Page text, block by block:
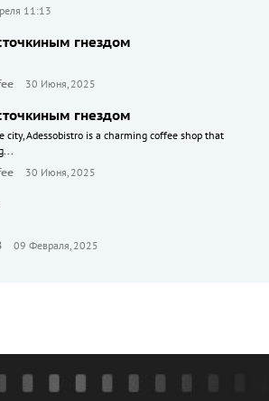
11:13
гнездом
30 Июня, 2025
гнездом
Adessobistro is a charming coffee shop that
30 Июня, 2025
09 Февраля, 2025